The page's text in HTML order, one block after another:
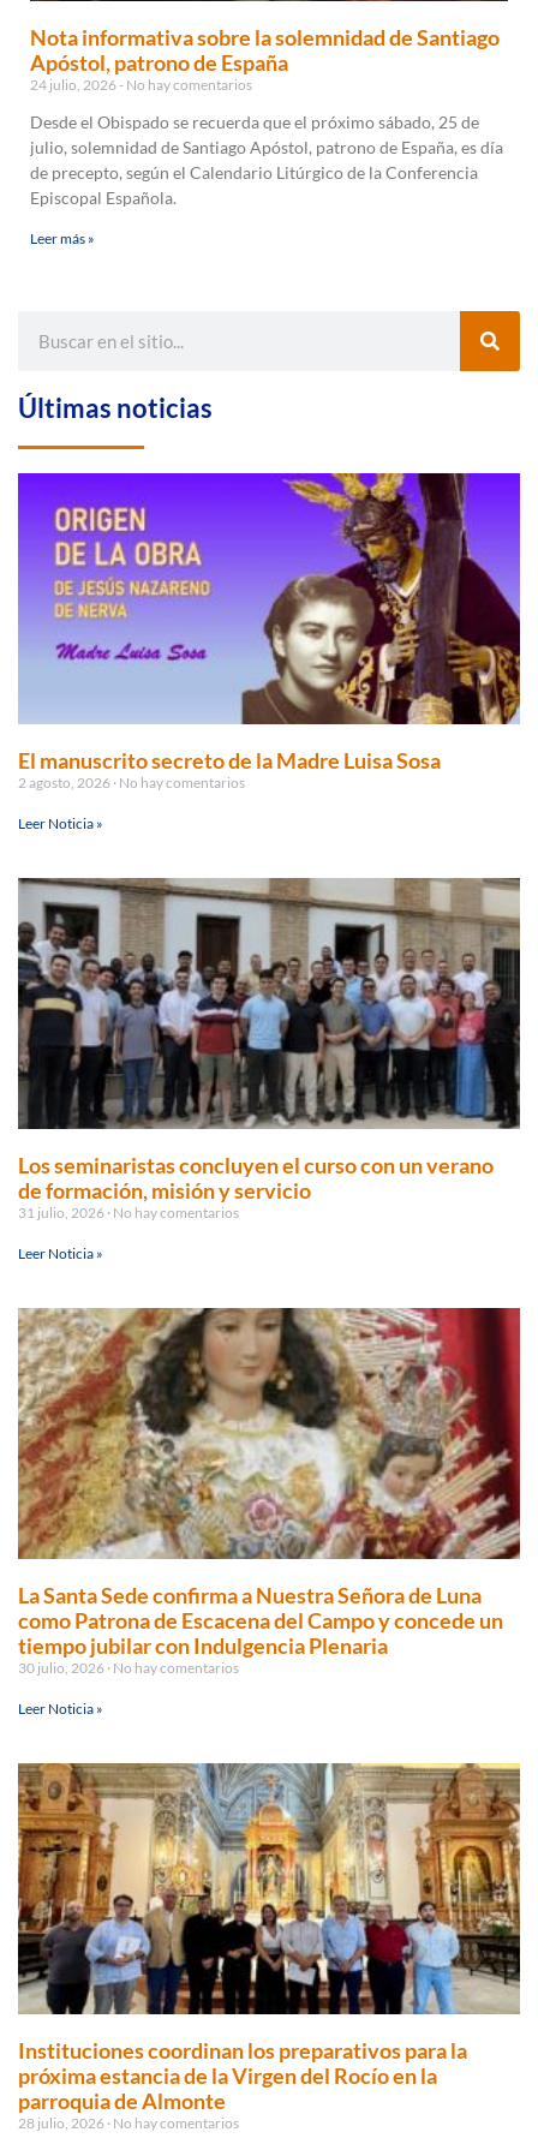
Nota informativa sobre la solemnidad de Santiago
Apóstol, patrono de España
24 julio, 2026 No hay comentarios
Desde el Obispado se recuerda que el próximo sábado, 25 de
julio, solemnidad de Santiago Apóstol, patrono de España, es día
de precepto, según el Calendario Litúrgico de la Conferencia
Episcopal Española.
Leer más »
Últimas noticias
El manuscrito secreto de la Madre Luisa Sosa
2 agosto, 2026 No hay comentarios
Leer Noticia »
Los seminaristas concluyen el curso con un verano
de formación, misión y servicio
31 julio, 2026 No hay comentarios
Leer Noticia »
La Santa Sede confirma a Nuestra Señora de Luna
como Patrona de Escacena del Campo y concede un
tiempo jubilar con Indulgencia Plenaria
30 julio, 2026 No hay comentarios
Leer Noticia »
Instituciones coordinan los preparativos para la
próxima estancia de la Virgen del Rocío en la
parroquia de Almonte
28 julio, 2026 No hay comentarios